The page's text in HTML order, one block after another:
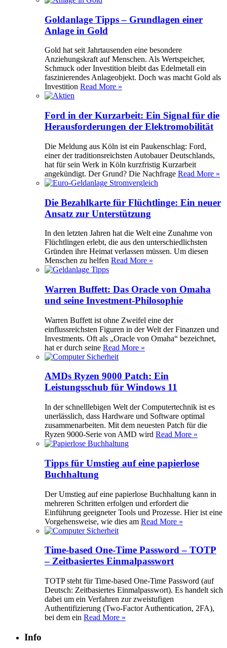
Goldanlage Tipps – Grundlagen einer
Anlage in Gold
Gold hat seit Jahrtausenden eine besondere
Anziehungskraft auf Menschen. Als Wertspeicher,
Schmuck oder Investition bleibt das Edelmetall ein
faszinierendes Anlageobjekt. Doch was macht Gold als
Investition Read More »
Ford in der Kurzarbeit: Ein Signal für die
Herausforderungen der Elektromobilität
Die Meldung aus Köln ist ein Paukenschlag: Ford,
einer der traditionsreichsten Autobauer Deutschlands,
hat für sein Werk in Köln kurzfristig Kurzarbeit
angekündigt. Der Grund? Die Nachfrage Read More »
Die Bezahlkarte für Flüchtlinge: Ein neuer
Ansatz zur Unterstützung
In den letzten Jahren hat die Welt eine Zunahme von
Flüchtlingen erlebt, die aus den unterschiedlichsten
Gründen ihre Heimat verlassen müssen. Um diesen
Menschen zu helfen Read More »
Warren Buffett: Das Oracle von Omaha
und seine Investment-Philosophie
Warren Buffett ist ohne Zweifel eine der
einflussreichsten Figuren in der Welt der Finanzen und
Investments. Oft als „Oracle von Omaha“ bezeichnet,
hat er durch seine Read More »
AMDs Ryzen 9000 Patch: Ein
Leistungsschub für Windows 11
In der schnelllebigen Welt der Computertechnik ist es
unerlässlich, dass Hardware und Software optimal
zusammenarbeiten. Mit dem neuesten Patch für die
Ryzen 9000-Serie von AMD wird Read More »
Tipps für Umstieg auf eine papierlose
Buchhaltung
Der Umstieg auf eine papierlose Buchhaltung kann in
mehreren Schritten erfolgen und erfordert die
Einführung geeigneter Tools und Prozesse. Hier ist eine
Vorgehensweise, wie dies am Read More »
Time-based One-Time Password – TOTP
– Zeitbasiertes Einmalpasswort
TOTP steht für Time-based One-Time Password (auf
Deutsch: Zeitbasiertes Einmalpasswort). Es handelt sich
dabei um ein Verfahren zur zweistufigen
Authentifizierung (Two-Factor Authentication, 2FA),
bei dem ein Read More »
Info